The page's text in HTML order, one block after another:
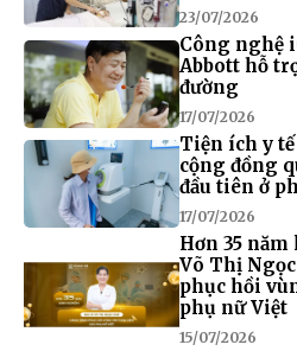
23/07/2026
Công nghệ
Abbott hỗ
đường
17/07/2026
Tiện ích y tế
cộng đồng
đầu tiên ở
17/07/2026
Hơn 35
Võ Thị
phục hồi
phụ nữ Việt
15/07/2026